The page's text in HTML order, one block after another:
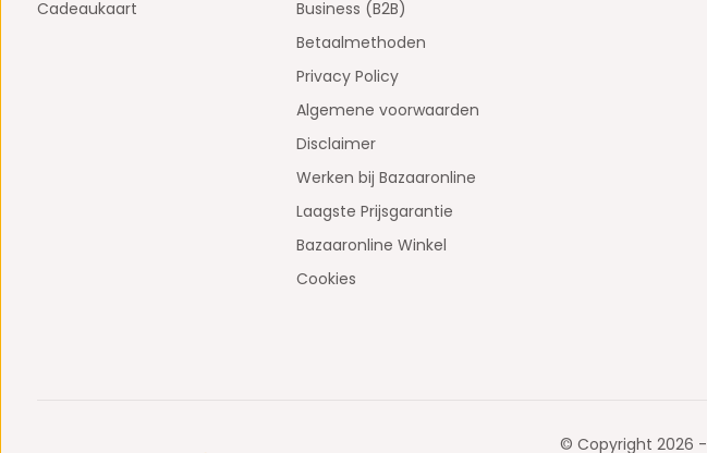
Cadeaukaart
Business (B2B)
Betaalmethoden
Privacy Policy
Algemene voorwaarden
Disclaimer
Werken bij Bazaaronline
Laagste Prijsgarantie
Bazaaronline Winkel
Cookies
© Copyright 2026 -